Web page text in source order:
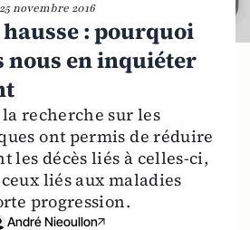
25 novembre 2016
: pourquoi
nous en inquiéter
la recherche sur les
ont permis de réduire
les décès liés à celles-ci,
liés aux maladies
progression.
André Nieoullon